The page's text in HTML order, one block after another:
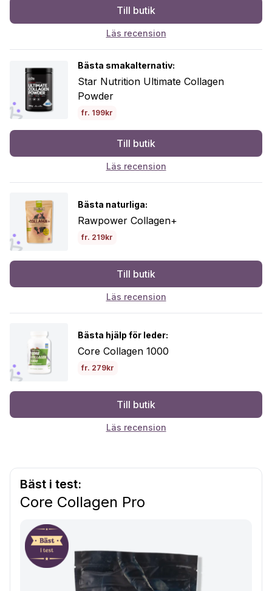
Till butik
Läs recension
Bästa smakalternativ:
Star Nutrition Ultimate Collagen
Powder
fr. 199kr
Till butik
Läs recension
Bästa naturliga:
Rawpower Collagen+
fr. 219kr
Till butik
Läs recension
Bästa hjälp för leder:
Core Collagen 1000
fr. 279kr
Till butik
Läs recension
Bäst i test:
Core Collagen Pro